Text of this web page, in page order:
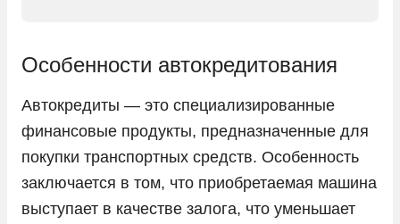
Lexus
Livan
LiXiang
Особенности автокредитования
Автокредиты — это специализированные
финансовые продукты, предназначенные для
покупки транспортных средств. Особенность
заключается в том, что приобретаемая машина
выступает в качестве залога, что уменьшает